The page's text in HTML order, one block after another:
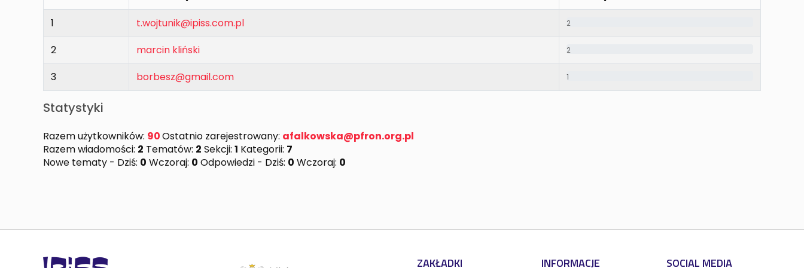
1
t.wojtunik@ipiss.com.pl 2
2 marcin kliński 2
3 borbesz@gmail.com 1
Statystyki
Razem użytkowników: 90Ostatnio zarejestrowany: afalkowska@pfron.org.pl
Razem wiadomości: 2 Tematów: 2 Sekcji: 1 Kategorii: 7
Nowe tematy - Dziś: 0 Wczoraj: 0 Odpowiedzi - Dziś: 0 Wczoraj: 0
ZAKŁADKI INFORMACJE SOCIAL MEDIA